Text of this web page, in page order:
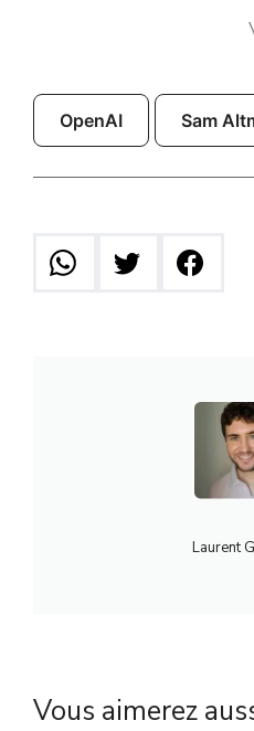
OpenAI Sam
Laurent
Vous aimerez